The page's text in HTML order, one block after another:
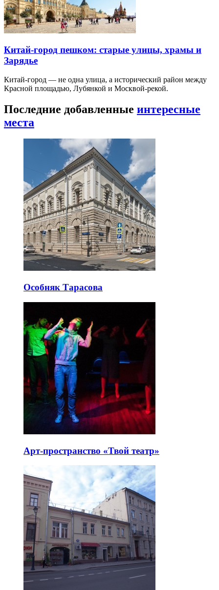
Китай-город пешком: старые улицы, храмы и
Зарядье
Китай-город — не одна улица, а исторический район между
Красной площадью, Лубянкой и Москвой-рекой.
Последние добавленные интересные
места
Особняк Тарасова
Арт-пространство «Твой театр»